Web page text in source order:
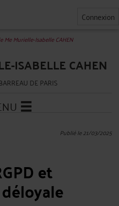
Connexion
Me Murielle-Isabelle CAHEN
ISABELLE CAHEN
DE PARIS
Publié le 21/03/2025
et